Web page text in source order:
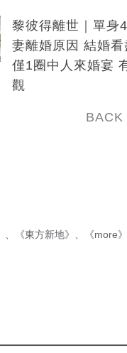
黎彼得離世｜單身
妻離婚原因 結婚看
僅1圈中人來婚宴
觀
BACK
《東方新地》 《more》